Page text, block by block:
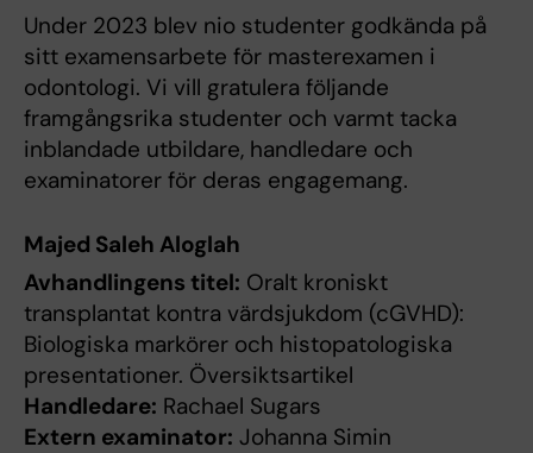
Under 2023 blev nio studenter godkända på
sitt examensarbete för masterexamen i
odontologi. Vi vill gratulera följande
framgångsrika studenter och varmt tacka
inblandade utbildare, handledare och
examinatorer för deras engagemang.
Majed Saleh Aloglah
Avhandlingens titel: Oralt kroniskt
transplantat kontra värdsjukdom (cGVHD):
Biologiska markörer och histopatologiska
presentationer. Översiktsartikel
Handledare: Rachael Sugars
Extern examinator: Johanna Simin